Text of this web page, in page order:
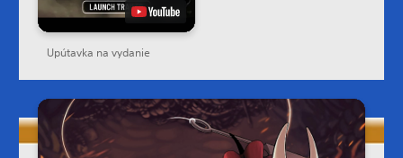
Upútavka na vydanie